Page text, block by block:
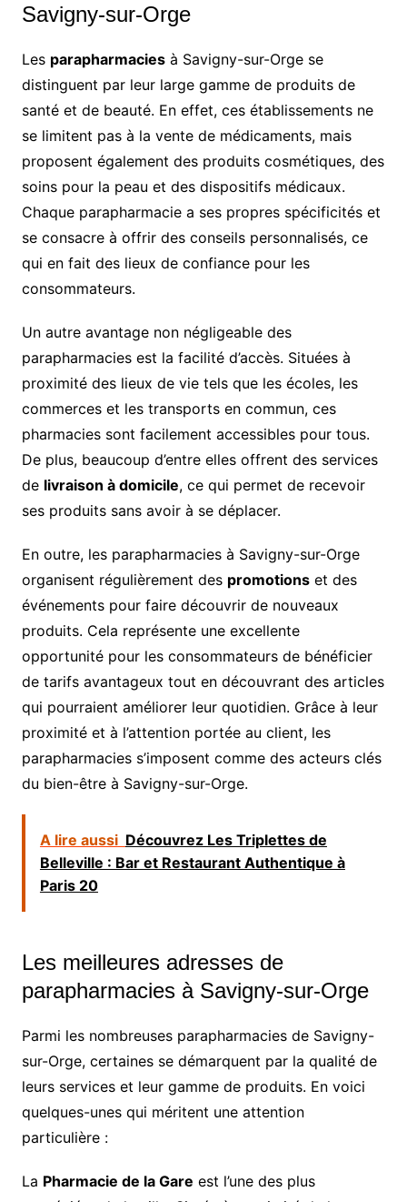
Savigny-sur-Orge
Les parapharmaciesà Savigny-sur-Orge se
distinguent par leur large gamme de produits de
santé et de beauté. En effet, ces établissements ne
se limitent pas à la vente de médicaments, mais
proposent également des produits cosmétiques, des
soins pour la peau et des dispositifs médicaux.
Chaque parapharmacie a ses propres spécificités et
se consacre à offrir des conseils personnalisés, ce
qui en fait des lieux de confiance pour les
consommateurs.
Un autre avantage non négligeable des
parapharmacies est la facilité d’accès. Situées à
proximité des lieux de vie tels que les écoles, les
commerces et les transports en commun, ces
pharmacies sont facilement accessibles pour tous.
De plus, beaucoup d’entre elles offrent des services
de livraison à domicile, ce qui permet de recevoir
ses produits sans avoir à se déplacer.
En outre, les parapharmacies à Savigny-sur-Orge
organisent régulièrement des promotionset des
événements pour faire découvrir de nouveaux
produits. Cela représente une excellente
opportunité pour les consommateurs de bénéficier
de tarifs avantageux tout en découvrant des articles
qui pourraient améliorer leur quotidien. Grâce à leur
proximité et à l’attention portée au client, les
parapharmacies s’imposent comme des acteurs clés
du bien-être à Savigny-sur-Orge.
A lire aussi Découvrez Les Triplettes de
Belleville : Bar et Restaurant Authentique à
Paris 20
Les meilleures adresses de
parapharmacies à Savigny-sur-Orge
Parmi les nombreuses parapharmacies de Savigny-
sur-Orge, certaines se démarquent par la qualité de
leurs services et leur gamme de produits. En voici
quelques-unes qui méritent une attention
particulière :
La Pharmacie de la Gare est l’une des plus